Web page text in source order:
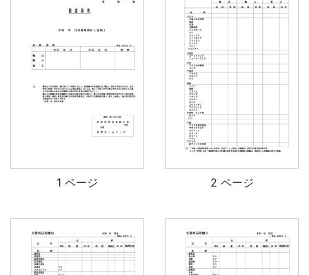
1 ページ 2 ページ